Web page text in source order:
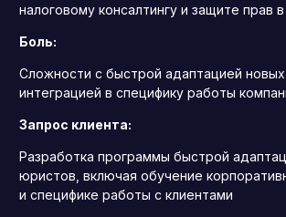
налоговому консалтингу и защите прав
Боль:
Сложности с быстрой адаптацией
интеграцией в специфику работы
Запрос клиента:
Разработка программы быстрой
юристов, включая обучение
и специфике работы с клиентами